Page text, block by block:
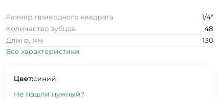
Размер приводного квадрата
1/4"
Количество зубцов
48
Длина, мм
130
Все характеристики
Цвет:синий
Не нашли нужный?